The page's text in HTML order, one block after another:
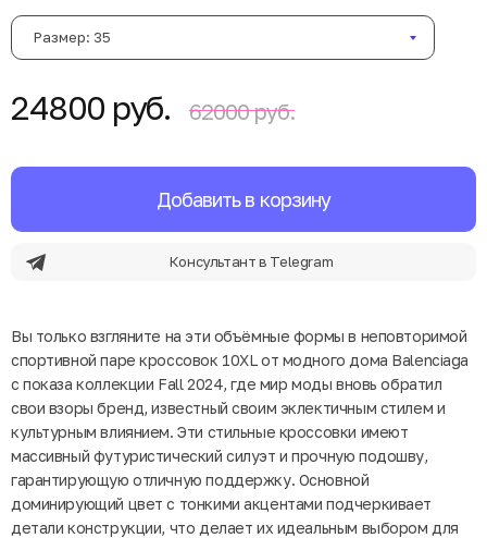
Размер: 35
24800 руб. 62000 руб.
Добавить в корзину
Консультант в Telegram
Вы только взгляните на эти объёмные формы в неповторимой
спортивной паре кроссовок 10XL от модного дома Balenciaga
с показа коллекции Fall 2024, где мир моды вновь обратил
свои взоры бренд, известный своим эклектичным стилем и
культурным влиянием. Эти стильные кроссовки имеют
массивный футуристический силуэт и прочную подошву,
гарантирующую отличную поддержку. Основной
доминирующий цвет с тонкими акцентами подчеркивает
детали конструкции, что делает их идеальным выбором для